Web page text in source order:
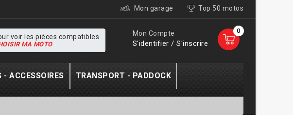
Mon garage Top 50 motos
0
Mon Compte
S'identifier / S'inscrire
voir les pièces compatibles
MA MOTO
- ACCESSOIRES TRANSPORT - PADDOCK